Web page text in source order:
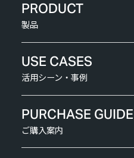
PRODUCT
製品
USE CASES
活用シーン・事例
PURCHASE GUIDE
ご購入案内